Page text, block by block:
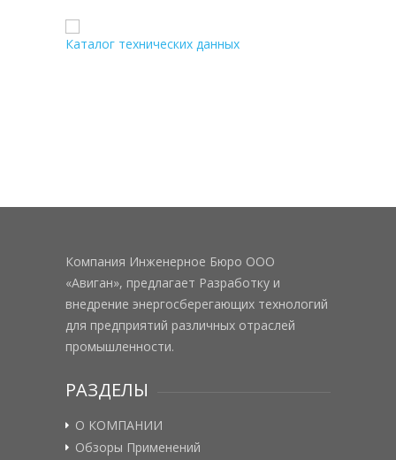
Каталог технических данных
Компания Инженерное Бюро ООО
«Авиган», предлагает Разработку и
внедрение энергосберегающих технологий
для предприятий различных отраслей
промышленности.
РАЗДЕЛЫ
О КОМПАНИИ
Обзоры Применений